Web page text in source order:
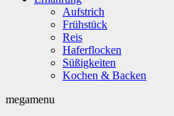
Aufstrich
Frühstück
Reis
Haferflocken
Süßigkeiten
Kochen & Backen
megamenu